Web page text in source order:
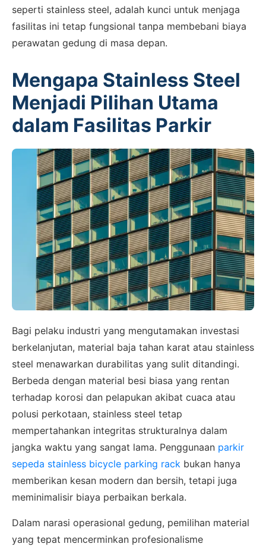
seperti stainless steel, adalah kunci untuk menjaga
fasilitas ini tetap fungsional tanpa membebani biaya
perawatan gedung di masa depan.
Mengapa Stainless Steel
Menjadi Pilihan Utama
dalam Fasilitas Parkir
Bagi pelaku industri yang mengutamakan investasi
berkelanjutan, material baja tahan karat atau stainless
steel menawarkan durabilitas yang sulit ditandingi.
Berbeda dengan material besi biasa yang rentan
terhadap korosi dan pelapukan akibat cuaca atau
polusi perkotaan, stainless steel tetap
mempertahankan integritas strukturalnya dalam
jangka waktu yang sangat lama. Penggunaan parkir
sepeda stainless bicycle parking rack bukan hanya
memberikan kesan modern dan bersih, tetapi juga
meminimalisir biaya perbaikan berkala.
Dalam narasi operasional gedung, pemilihan material
yang tepat mencerminkan profesionalisme